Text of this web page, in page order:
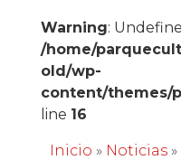
Warning:
/home/
old/wp-
content/themes/
line 16
Inicio » Noticias»